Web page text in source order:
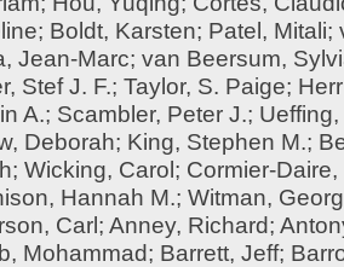
; Boldt, Karsten; Patel, Mitali;
Jean-Marc; van Beersum,
Stef J. F.; Taylor, S. Paige;
A.; Scambler, Peter J.;
Deborah; King, Stephen M.;
; Wicking, Carol ; Cormier-Daire,
Hannah M.; Witman,
Carl ; Anney, Richard;
Mohammad; Barrett, Jeff;